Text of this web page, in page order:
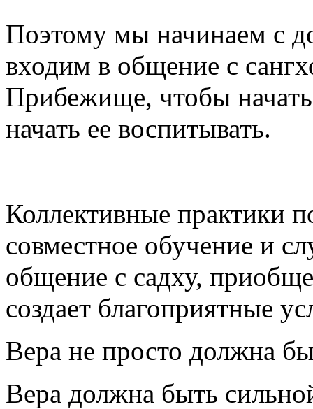
Поэтому мы начинаем с
входим в общение с
Прибежище, чтобы
начать ее воспитывать.
Коллективные практики
совместное обучение и
общение с садху,
создает благоприятные
Вера не просто должна
Вера должна быть